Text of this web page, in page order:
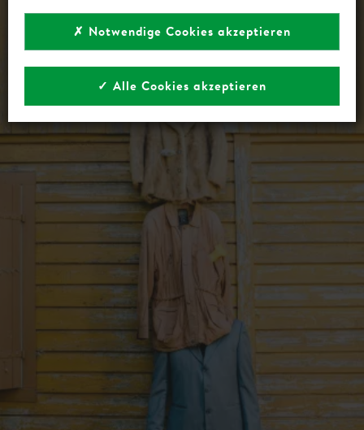
✗ Notwendige Cookies akzeptieren
✓ Alle Cookies akzeptieren